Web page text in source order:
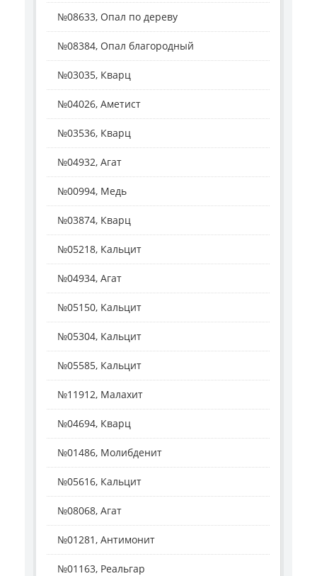
№08633, Опал по дереву
№08384, Опал благородный
№03035, Кварц
№04026, Аметист
№03536, Кварц
№04932, Агат
№00994, Медь
№03874, Кварц
№05218, Кальцит
№04934, Агат
№05150, Кальцит
№05304, Кальцит
№05585, Кальцит
№11912, Малахит
№04694, Кварц
№01486, Молибденит
№05616, Кальцит
№08068, Агат
№01281, Антимонит
№01163, Реальгар